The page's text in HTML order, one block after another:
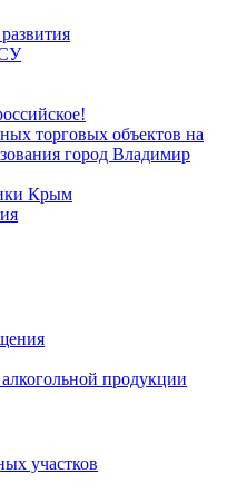
торговых объектов на
город Владимир
Крым
продукции
участков